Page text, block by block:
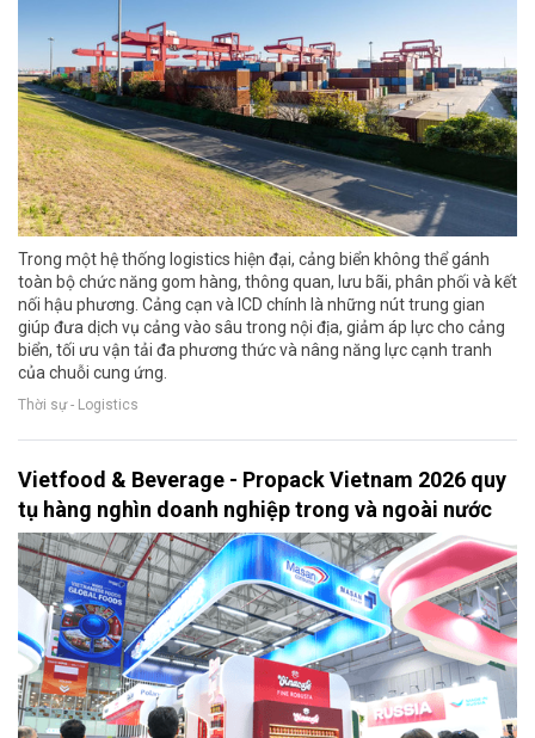
Trong một hệ thống logistics hiện đại, cảng biển không thể gánh
toàn bộ chức năng gom hàng, thông quan, lưu bãi, phân phối và kết
nối hậu phương. Cảng cạn và ICD chính là những nút trung gian
giúp đưa dịch vụ cảng vào sâu trong nội địa, giảm áp lực cho cảng
biển, tối ưu vận tải đa phương thức và nâng năng lực cạnh tranh
của chuỗi cung ứng.
Thời sự - Logistics
Vietfood & Beverage - Propack Vietnam 2026 quy
tụ hàng nghìn doanh nghiệp trong và ngoài nước